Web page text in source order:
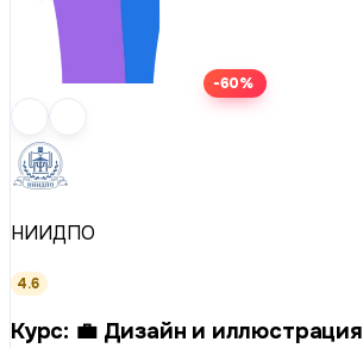
-60%
НИИДПО
4.6
Курс: 💼 Дизайн и иллюстрация